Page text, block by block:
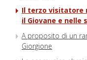
Il terzo visitatore
il Giovane e nelle
A proposito di un
Giorgione